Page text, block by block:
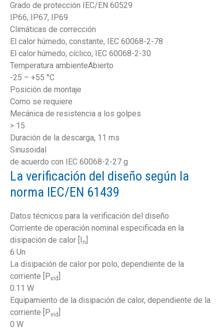
Grado de protección IEC/EN 60529
IP66, IP67, IP69
Climáticas de corrección
El calor húmedo, constante, IEC 60068-2-78
El calor húmedo, cíclico, IEC 60068-2-30
Temperatura ambienteAbierto
-25 – +55 °C
Posición de montaje
Como se requiere
Mecánica de resistencia a los golpes
> 15
Duración de la descarga, 11 ms
Sinusoidal
de acuerdo con IEC 60068-2-27 g
La verificación del diseño según la
norma IEC/EN 61439
Datos técnicos para la verificación del diseño
Corriente de operación nominal especificada en la
disipación de calor [I n
6 Un
La disipación de calor por polo, dependiente de la
corriente [Pvid
0.11 W
Equipamiento de la disipación de calor, dependiente de la
corriente [Pvid
0 W